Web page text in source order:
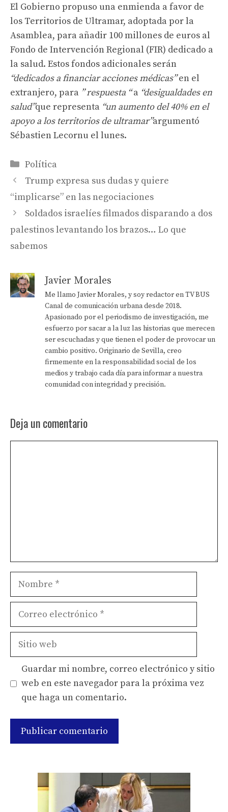
El Gobierno propuso una enmienda a favor de
los Territorios de Ultramar, adoptada por la
Asamblea, para añadir 100 millones de euros al
Fondo de Intervención Regional (FIR) dedicado a
la salud. Estos fondos adicionales serán
“dedicados a financiar acciones médicas”en el
extranjero, para ” respuesta “a “desigualdades en
salud”que representa “un aumento del 40% en el
apoyo a los territorios de ultramar”argumentó
Sébastien Lecornu el lunes.
Categorías
Política
Trump expresa sus dudas y quiere
“implicarse” en las negociaciones
Soldados israelíes filmados disparando a dos
palestinos levantando los brazos… Lo que
sabemos
Javier Morales
Me llamo Javier Morales, y soy redactor en TV BUS
Canal de comunicación urbana desde 2018.
Apasionado por el periodismo de investigación, me
esfuerzo por sacar a la luz las historias que merecen
ser escuchadas y que tienen el poder de provocar un
cambio positivo. Originario de Sevilla, creo
firmemente en la responsabilidad social de los
medios y trabajo cada día para informar a nuestra
comunidad con integridad y precisión.
Deja un comentario
Nombre
Correo
Sitio
Guardar mi nombre, correo electrónico y sitio
web en este navegador para la próxima vez
que haga un comentario.